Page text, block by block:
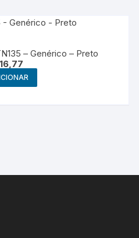
– Genérico – Preto
16,77